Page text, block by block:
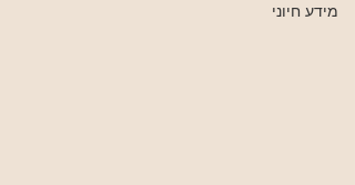
מידע חיוני